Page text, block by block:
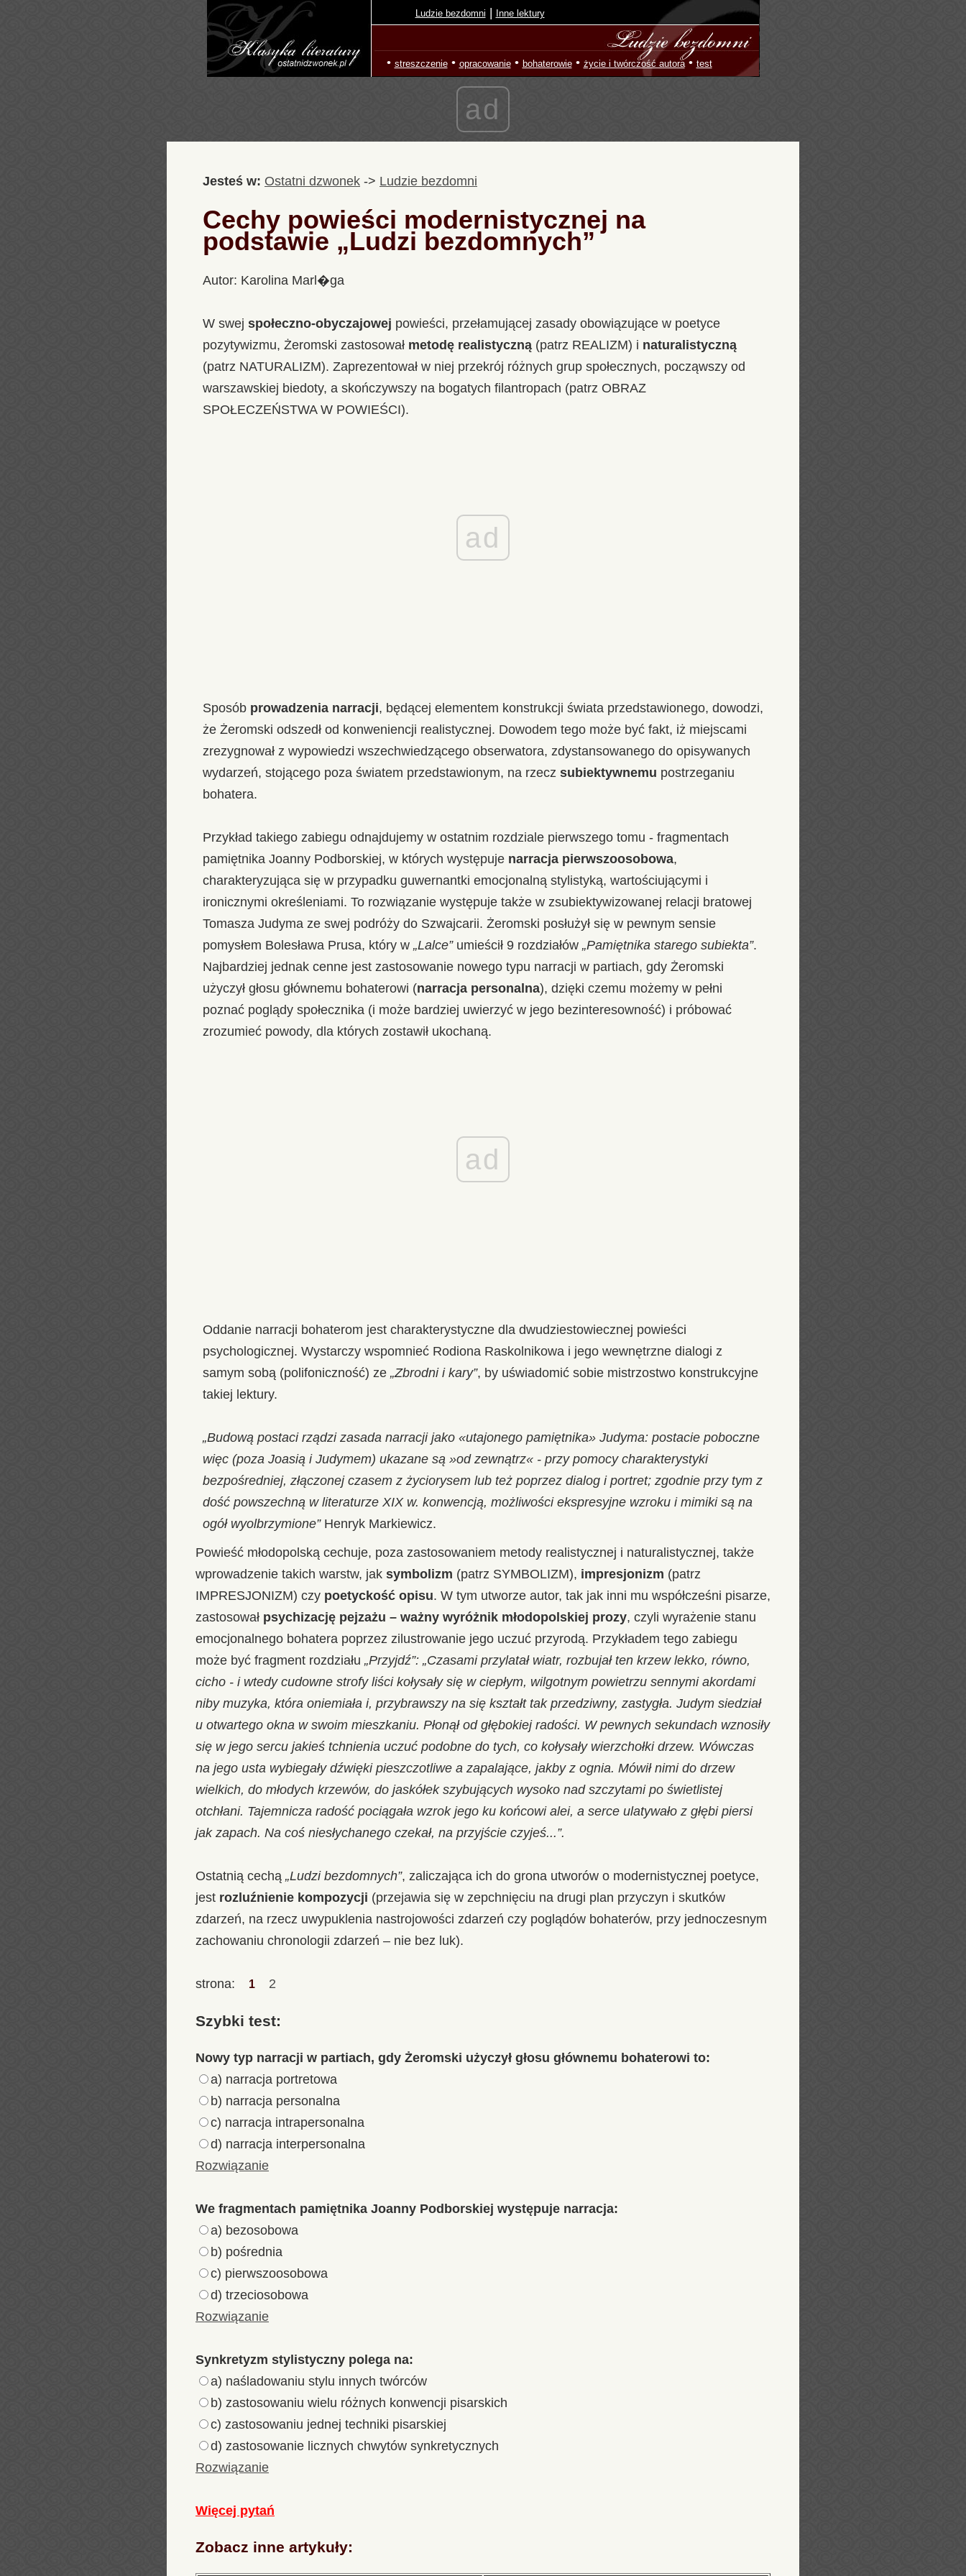
Ludzie bezdomni | Inne lektury
• streszczenie• opracowanie• bohaterowie• życie i twórczość autora• test
ad
Jesteś w: Ostatni dzwonek -> Ludzie bezdomni
Cechy powieści modernistycznej na
podstawie „Ludzi bezdomnych”
Autor: Karolina Marl�ga
W swej społeczno-obyczajowej powieści, przełamującej zasady obowiązujące w poetyce
pozytywizmu, Żeromski zastosował metodę realistyczną (patrz REALIZM) i naturalistyczną
(patrz NATURALIZM). Zaprezentował w niej przekrój różnych grup społecznych, począwszy od
warszawskiej biedoty, a skończywszy na bogatych filantropach (patrz OBRAZ
SPOŁECZEŃSTWA W POWIEŚCI).
ad
Sposób prowadzenia narracji, będącej elementem konstrukcji świata przedstawionego, dowodzi,
że Żeromski odszedł od konweniencji realistycznej. Dowodem tego może być fakt, iż miejscami
zrezygnował z wypowiedzi wszechwiedzącego obserwatora, zdystansowanego do opisywanych
wydarzeń, stojącego poza światem przedstawionym, na rzecz subiektywnemu postrzeganiu
bohatera.
Przykład takiego zabiegu odnajdujemy w ostatnim rozdziale pierwszego tomu - fragmentach
pamiętnika Joanny Podborskiej, w których występuje narracja pierwszoosobowa,
charakteryzująca się w przypadku guwernantki emocjonalną stylistyką, wartościującymi i
ironicznymi określeniami. To rozwiązanie występuje także w zsubiektywizowanej relacji bratowej
Tomasza Judyma ze swej podróży do Szwajcarii. Żeromski posłużył się w pewnym sensie
pomysłem Bolesława Prusa, który w „Lalce”umieścił 9 rozdziałów „Pamiętnika starego subiekta”.
Najbardziej jednak cenne jest zastosowanie nowego typu narracji w partiach, gdy Żeromski
użyczył głosu głównemu bohaterowi (narracja personalna), dzięki czemu możemy w pełni
poznać poglądy społecznika (i może bardziej uwierzyć w jego bezinteresowność) i próbować
zrozumieć powody, dla których zostawił ukochaną.
ad
Oddanie narracji bohaterom jest charakterystyczne dla dwudziestowiecznej powieści
psychologicznej. Wystarczy wspomnieć Rodiona Raskolnikowa i jego wewnętrzne dialogi z
samym sobą (polifoniczność) ze „Zbrodni i kary”, by uświadomić sobie mistrzostwo konstrukcyjne
takiej lektury.
„Budową postaci rządzi zasada narracji jako «utajonego pamiętnika» Judyma: postacie poboczne
więc (poza Joasią i Judymem) ukazane są »od zewnątrz« - przy pomocy charakterystyki
bezpośredniej, złączonej czasem z życiorysem lub też poprzez dialog i portret; zgodnie przy tym z
dość powszechną w literaturze XIX w. konwencją, możliwości ekspresyjne wzroku i mimiki są na
ogół wyolbrzymione”Henryk Markiewicz.
Powieść młodopolską cechuje, poza zastosowaniem metody realistycznej i naturalistycznej, także
wprowadzenie takich warstw, jak symbolizm (patrz SYMBOLIZM), impresjonizm (patrz
IMPRESJONIZM) czy poetyckość opisu. W tym utworze autor, tak jak inni mu współcześni pisarze,
zastosował psychizację pejzażu – ważny wyróżnik młodopolskiej prozy, czyli wyrażenie stanu
emocjonalnego bohatera poprzez zilustrowanie jego uczuć przyrodą. Przykładem tego zabiegu
może być fragment rozdziału „Przyjdź”: „Czasami przylatał wiatr, rozbujał ten krzew lekko, równo,
cicho - i wtedy cudowne strofy liści kołysały się w ciepłym, wilgotnym powietrzu sennymi akordami
niby muzyka, która oniemiała i, przybrawszy na się kształt tak przedziwny, zastygła. Judym siedział
u otwartego okna w swoim mieszkaniu. Płonął od głębokiej radości. W pewnych sekundach wznosiły
się w jego sercu jakieś tchnienia uczuć podobne do tych, co kołysały wierzchołki drzew. Wówczas
na jego usta wybiegały dźwięki pieszczotliwe a zapalające, jakby z ognia. Mówił nimi do drzew
wielkich, do młodych krzewów, do jaskółek szybujących wysoko nad szczytami po świetlistej
otchłani. Tajemnicza radość pociągała wzrok jego ku końcowi alei, a serce ulatywało z głębi piersi
jak zapach. Na coś niesłychanego czekał, na przyjście czyjeś...”.
Ostatnią cechą „Ludzi bezdomnych”, zaliczająca ich do grona utworów o modernistycznej poetyce,
jest rozluźnienie kompozycji (przejawia się w zepchnięciu na drugi plan przyczyn i skutków
zdarzeń, na rzecz uwypuklenia nastrojowości zdarzeń czy poglądów bohaterów, przy jednoczesnym
zachowaniu chronologii zdarzeń – nie bez luk).
strona: 1 2
Szybki test:
Nowy typ narracji w partiach, gdy Żeromski użyczył głosu głównemu bohaterowi to:
a) narracja portretowa
b) narracja personalna
c) narracja intrapersonalna
d) narracja interpersonalna
Rozwiązanie
We fragmentach pamiętnika Joanny Podborskiej występuje narracja:
a) bezosobowa
b) pośrednia
c) pierwszoosobowa
d) trzeciosobowa
Rozwiązanie
Synkretyzm stylistyczny polega na:
a) naśladowaniu stylu innych twórców
b) zastosowaniu wielu różnych konwencji pisarskich
c) zastosowaniu jednej techniki pisarskiej
d) zastosowanie licznych chwytów synkretycznych
Rozwiązanie
Więcej pytań
Zobacz inne artykuły: